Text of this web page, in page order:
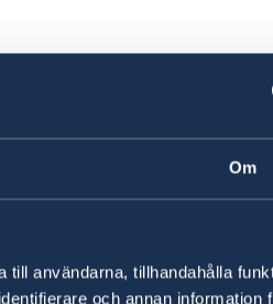
Om
till användarna, tillhandahålla
och annan information
14 april med